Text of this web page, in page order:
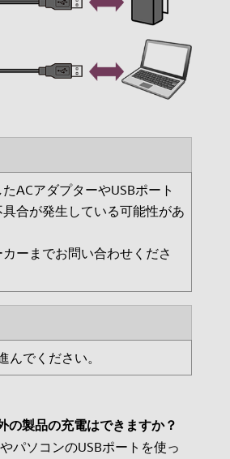
ACアダプターやUSBポート
合が発生している可能性があ
ーまでお問い合わせくださ
んでください。
の製品の充電はできますか？
パソコンのUSBポートを使っ